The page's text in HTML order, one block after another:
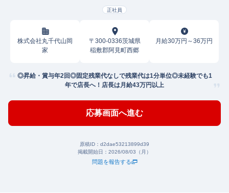
正社員
株式会社丸千代山岡
家
〒300-0336茨城県
稲敷郡阿見町西郷
月給30万円～36万円
◎昇給・賞与年2回◎固定残業代なしで残業代は1分単位◎未経験でも1
年で店長へ！店長は月給43万円以上
応募画面へ進む
原稿ID： d2dae53213899d39
掲載開始日： 2026/08/03（月）
問題を報告する